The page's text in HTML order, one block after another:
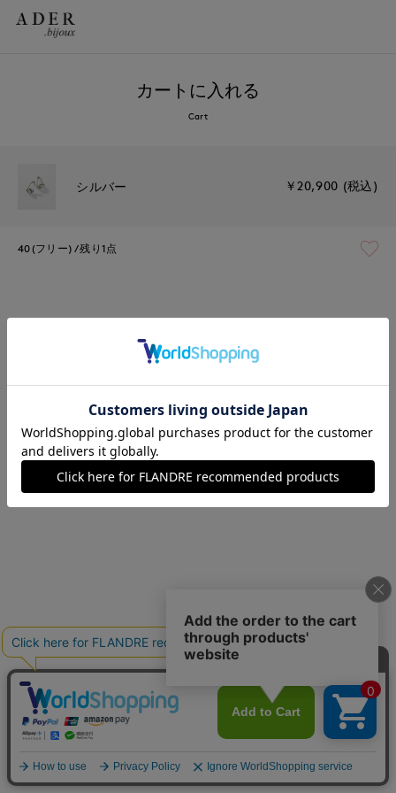
カートに入れる
Cart
シルバー ￥20,900 (税込)
40(フリー) 残り1点